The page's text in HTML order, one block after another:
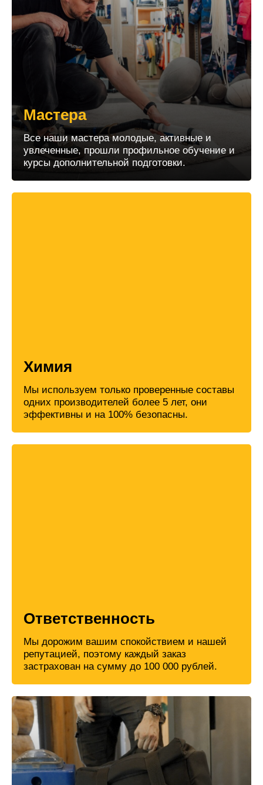
Мастера
Все наши мастера молодые, активные и
увлеченные, прошли профильное обучение и
курсы дополнительной подготовки.
Химия
Мы используем только проверенные составы
одних производителей более 5 лет, они
эффективны и на 100% безопасны.
Ответственность
Мы дорожим вашим спокойствием и нашей
репутацией, поэтому каждый заказ
застрахован на сумму до 100 000 рублей.